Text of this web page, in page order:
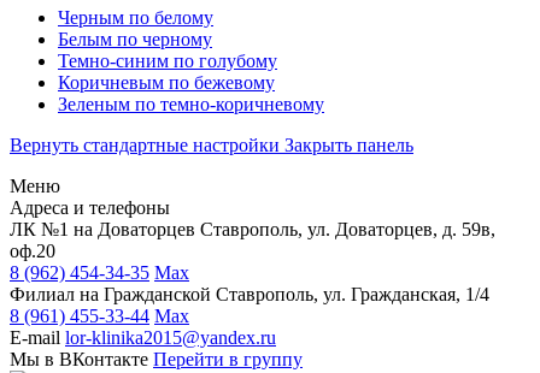
Черным по белому
Белым по черному
Темно-синим по голубому
Коричневым по бежевому
Зеленым по темно-коричневому
Вернуть стандартные настройки Закрыть панель
Меню
Адреса и телефоны
ЛК №1 на Доваторцев Ставрополь, ул. Доваторцев, д. 59в,
оф.20
8 (962) 454-34-35 Max
Филиал на Гражданской Ставрополь, ул. Гражданская, 1/4
8 (961) 455-33-44 Max
E-mail lor-klinika2015@yandex.ru
Мы в ВКонтакте Перейти в группу